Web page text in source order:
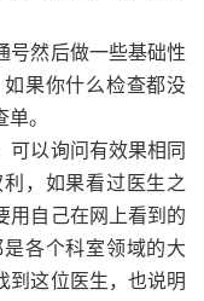
号然后做一些基础性
果你什么检查都没
。
可以询问有效果相同
，如果看过医生之
用自己在网上看到的
各个科室领域的大
到这位医生，也说明